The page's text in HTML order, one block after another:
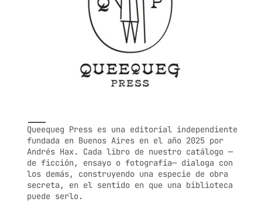
Queequeg Press es una editorial independiente
fundada en Buenos Aires en el año 2025 por
Andrés Hax. Cada libro de nuestro catálogo —
de ficción, ensayo o fotografía— dialoga con
los demás, construyendo una especie de obra
secreta, en el sentido en que una biblioteca
puede serlo.